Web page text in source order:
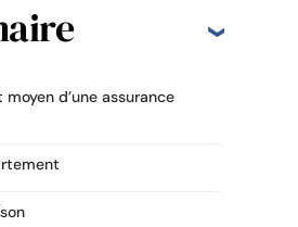
d’une assurance